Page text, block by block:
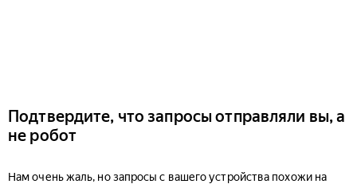
Подтвердите, что запросы отправляли вы, а
не робот
Нам очень жаль, но запросы с вашего устройства похожи на